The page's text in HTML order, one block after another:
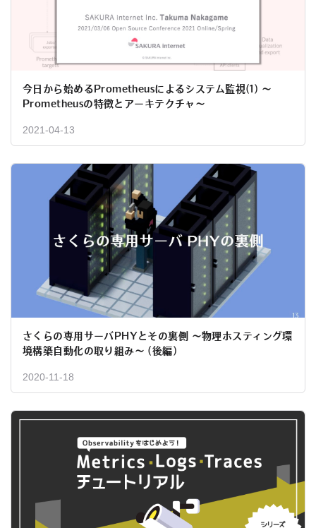
今日から始めるPrometheusによるシステム監視(1) 〜
Prometheusの特徴とアーキテクチャ〜
2021-04-13
さくらの専用サーバPHYとその裏側 〜物理ホスティング環
境構築自動化の取り組み〜 (後編)
2020-11-18